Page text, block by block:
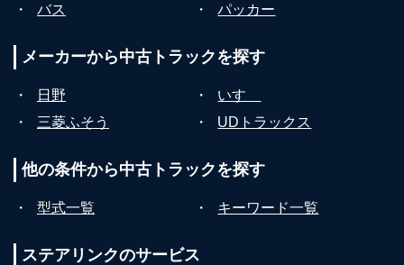
・
バス ・ パッカー
メーカーから中古トラックを探す
・ 日野 ・
いすゞ
・
三菱ふそう ・ UDトラックス
他の条件から中古トラックを探す
・ 型式一覧 ・ キーワード一覧
ステアリンクのサービス